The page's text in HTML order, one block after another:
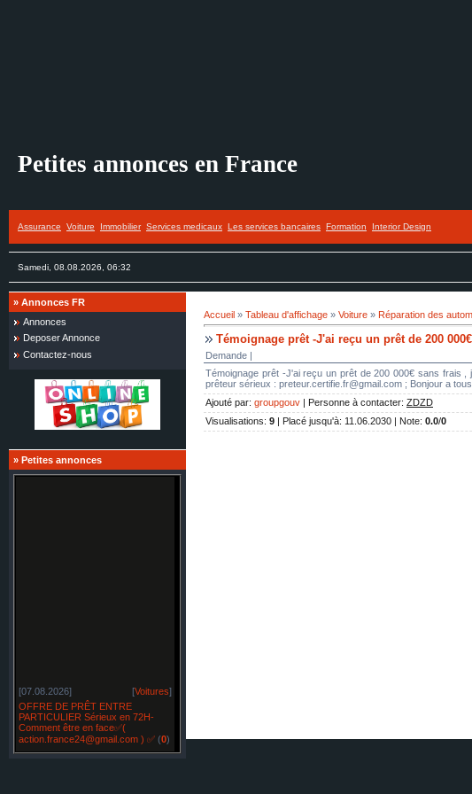
Petites annonces en France
Assurance Voiture Immobilier Services medicaux Les services bancaires Formation Interior Design
Samedi, 08.08.2026, 06:32
» Annonces FR
Annonces
Deposer Annonce
Contactez-nous
» Petites annonces
[07.08.2026] [Voitures]
OFFRE DE PRÊT ENTRE
PARTICULIER Sérieux en 72H-
Comment être en face✅(
action.france24@gmail.com ) ✅ (0)
[07.08.2026]
[Restylage]
Accueil » Tableau d'affichage » Voiture » Réparation des
Témoignage prêt -J'ai reçu un prêt de 200
Demande |
Témoignage prêt -J'ai reçu un prêt de 200 000€ sans frais
prêteur sérieux : preteur.certifie.fr@gmail.com ; Bonjour a tous
Ajouté par: groupgouv | Personne à contacter: ZDZD
Visualisations: 9 | Placé jusqu'à: 11.06.2030 | Note: 0.0/0